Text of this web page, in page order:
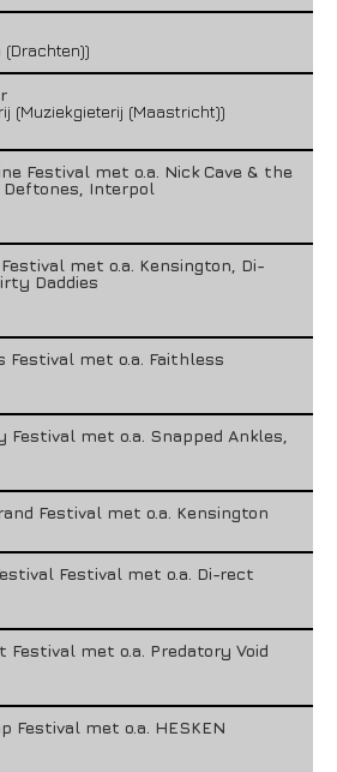
(Drachten))
(Muziekgieterij (Maastricht))
Festival met o.a. Nick Cave & the
Deftones, Interpol
met o.a. Kensington, Di-
Daddies
Festival met o.a. Faithless
Festival met o.a. Snapped Ankles,
Festival met o.a. Kensington
Festival met o.a. Di-rect
Festival met o.a. Predatory Void
Festival met o.a. HESKEN